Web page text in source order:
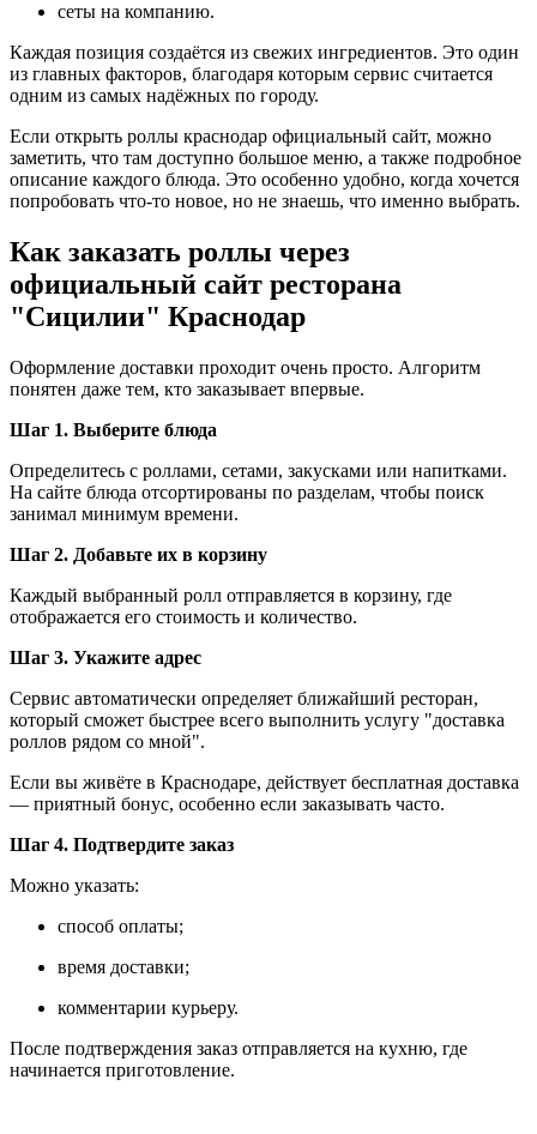
сеты на компанию.
Каждая позиция создаётся из свежих ингредиентов. Это один
из главных факторов, благодаря которым сервис считается
одним из самых надёжных по городу.
Если открыть роллы краснодар официальный сайт, можно
заметить, что там доступно большое меню, а также подробное
описание каждого блюда. Это особенно удобно, когда хочется
попробовать что-то новое, но не знаешь, что именно выбрать.
Как заказать роллы через
официальный сайт ресторана
"Сицилии" Краснодар
Оформление доставки проходит очень просто. Алгоритм
понятен даже тем, кто заказывает впервые.
Шаг 1. Выберите блюда
Определитесь с роллами, сетами, закусками или напитками.
На сайте блюда отсортированы по разделам, чтобы поиск
занимал минимум времени.
Шаг 2. Добавьте их в корзину
Каждый выбранный ролл отправляется в корзину, где
отображается его стоимость и количество.
Шаг 3. Укажите адрес
Сервис автоматически определяет ближайший ресторан,
который сможет быстрее всего выполнить услугу "доставка
роллов рядом со мной".
Если вы живёте в Краснодаре, действует бесплатная доставка
— приятный бонус, особенно если заказывать часто.
Шаг 4. Подтвердите заказ
Можно указать:
способ оплаты;
время доставки;
комментарии курьеру.
После подтверждения заказ отправляется на кухню, где
начинается приготовление.